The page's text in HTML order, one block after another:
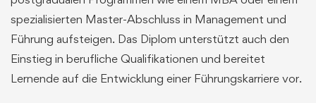
spezialisierten Master-Abschluss in Management und
Führung aufsteigen. Das Diplom unterstützt auch den
Einstieg in berufliche Qualifikationen und bereitet
Lernende auf die Entwicklung einer Führungskarriere vor.